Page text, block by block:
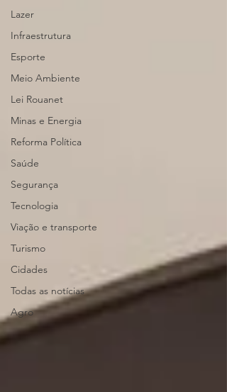
Lazer
Infraestrutura
Esporte
Meio Ambiente
Lei Rouanet
Minas e Energia
Reforma Política
Saúde
Segurança
Tecnologia
Viação e transporte
Turismo
Cidades
Todas as notícias
Agro